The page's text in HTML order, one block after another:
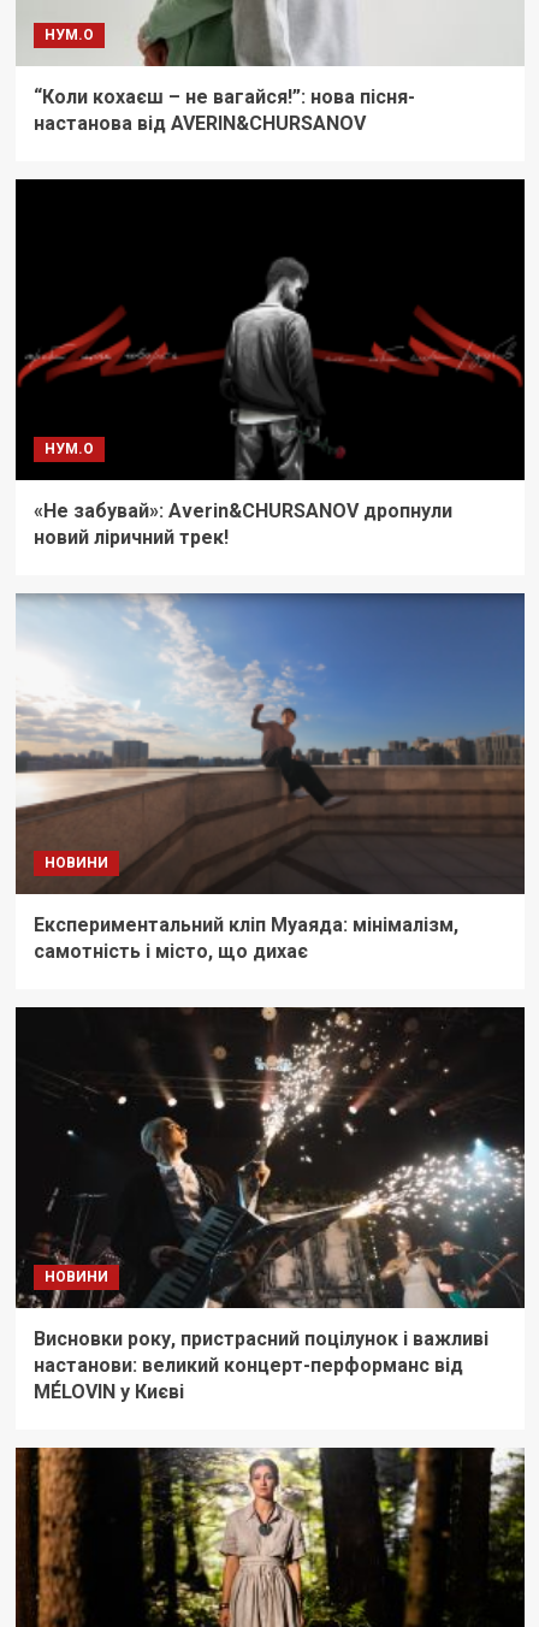
НУМ.О
“Коли кохаєш – не вагайся!”: нова пісня-
настанова від AVERIN&CHURSANOV
НУМ.О
«Не забувай»: Averin&CHURSANOV дропнули
новий ліричний трек!
НОВИНИ
Експериментальний кліп Муаяда: мінімалізм,
самотність і місто, що дихає
НОВИНИ
Висновки року, пристрасний поцілунок і важливі
настанови: великий концерт-перформанс від
MÉLOVIN у Києві